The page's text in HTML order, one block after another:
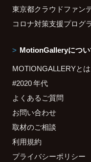
東京都クラウドファン
コロナ対策支援プログ
MotionGalleryにつ
MOTIONGALLERYとは
#2020 年代
よくあるご質問
お問い合わせ
取材のご相談
利用規約
プライバシーポリシー